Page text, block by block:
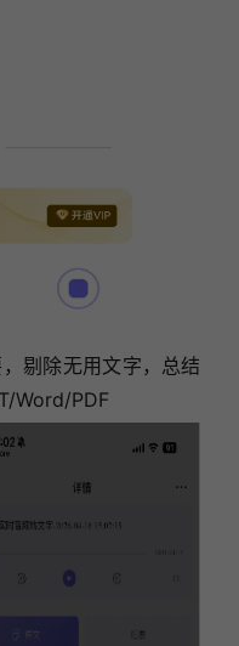
剔除无用文字，总结
Word/PDF